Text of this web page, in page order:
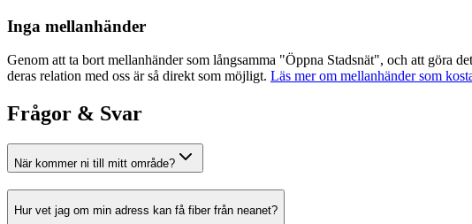
Inga mellanhänder
Genom att ta bort mellanhänder som långsamma "Öppna Stadsnät", och att göra
deras relation med oss är så direkt som möjligt. Läs mer om mellanhänder som
Frågor & Svar
När kommer ni till mitt område?
Hur vet jag om min adress kan få fiber från neanet?